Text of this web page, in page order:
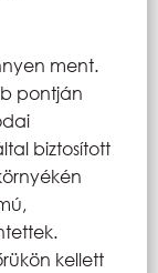
ment.
pontján
biztosított
kellett